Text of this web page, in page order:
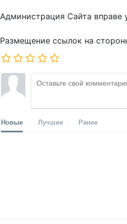
Администрация Сайта вправе
Размещение ссылок на
Новые Лучшие Ранее